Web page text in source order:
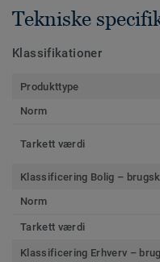
Tekniske
Klassifikationer
Produkttype
Norm
Tarkett værdi
Klassificering Bolig –
Norm
Tarkett værdi
Klassificering Erhverv –